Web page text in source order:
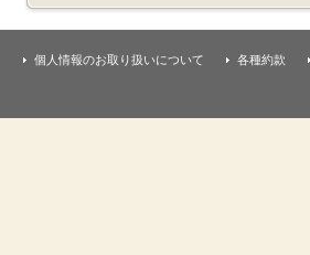
個人情報のお取り扱いについて 各種約款